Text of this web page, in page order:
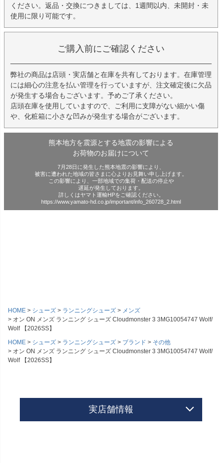
ください。返品・交換につきましては、1週間以内、未開封・未
使用に限り可能です。
ご購入前にご確認ください
弊社の商品は店頭・実店舗と在庫を共有しております。在庫管理
には細心の注意を払い管理を行っていますが、注文確定後に欠品
が発生する場合もございます。予めご了承ください。
店頭在庫を使用していますので、ご利用に支障がない細かい傷
や、化粧箱に小さな凹みが発生する場合がございます。
熊本地方を震源とする地震の影響による
お荷物のお届けについて
7月28日に発生した熊本地震の影響により、
被害に遭われた地域の皆さまに心よりお見舞い申し上げます。
この影響により、一部地域での集荷・配送の停止や
遅延が発生しております。
詳しくはヤマト運輸HPをご確認ください。
https://www.yamato-hd.co.jp/important/info_260728_2.html
HOME シューズ ランニングシューズ
メンズ
オン ON メンズ ランニング シューズ Cloudmonster 3 3MG10054747 Wolf/
Wolf 【2026SS】
HOME
シューズ ランニングシューズ ブランド
その他
オン ON メンズ ランニング シューズ Cloudmonster 3 3MG10054747 Wolf/
Wolf 【2026SS】
実店舗情報